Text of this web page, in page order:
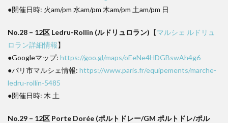
●開催日時: 火am/pm 水am/pm 木am/pm 土am/pm 日
No.28 – 12区 Ledru-Rollin (ルドリュロラン) 【マルシェ ルドリュ
ロラン詳細情報】
●Googleマップ: https://goo.gl/maps/oEeNe4HDGBswAh4g6
●パリ市マルシェ情報: https://www.paris.fr/equipements/marche-
ledru-rollin-5485
●開催日時: 木 土
No.29 – 12区 Porte Dorée (ポルトドレー/GM ポルトドレ/ポル